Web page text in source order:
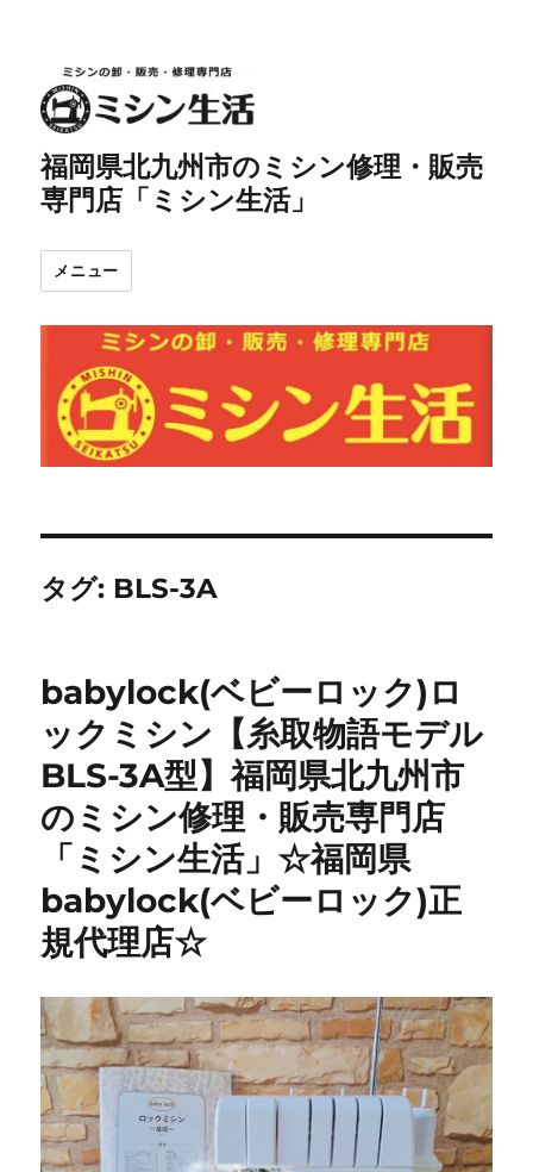
福岡県北九州市のミシン修理・販売
専門店「ミシン生活」
メニュー
タグ: BLS-3A
babylock(ベビーロック)ロ
ックミシン【糸取物語モデル
BLS-3A型】福岡県北九州市
のミシン修理・販売専門店
「ミシン生活」☆福岡県
babylock(ベビーロック)正
規代理店☆